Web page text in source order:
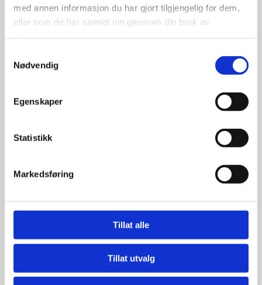
med annen informasjon du har gjort tilgjengelig for dem,
eller som de har samlet inn gjennom din bruk av
Nødvendig
Egenskaper
Statistikk
Markedsføring
Tillat alle
Tillat utvalg
Skal du sende noe som må være fremme samme
dag, er budbil løsningen for deg. Godset leveres på
døren med budbil utstyrt med bakløfter til de aller
fleste mottakere innen samme arbeidsdag.